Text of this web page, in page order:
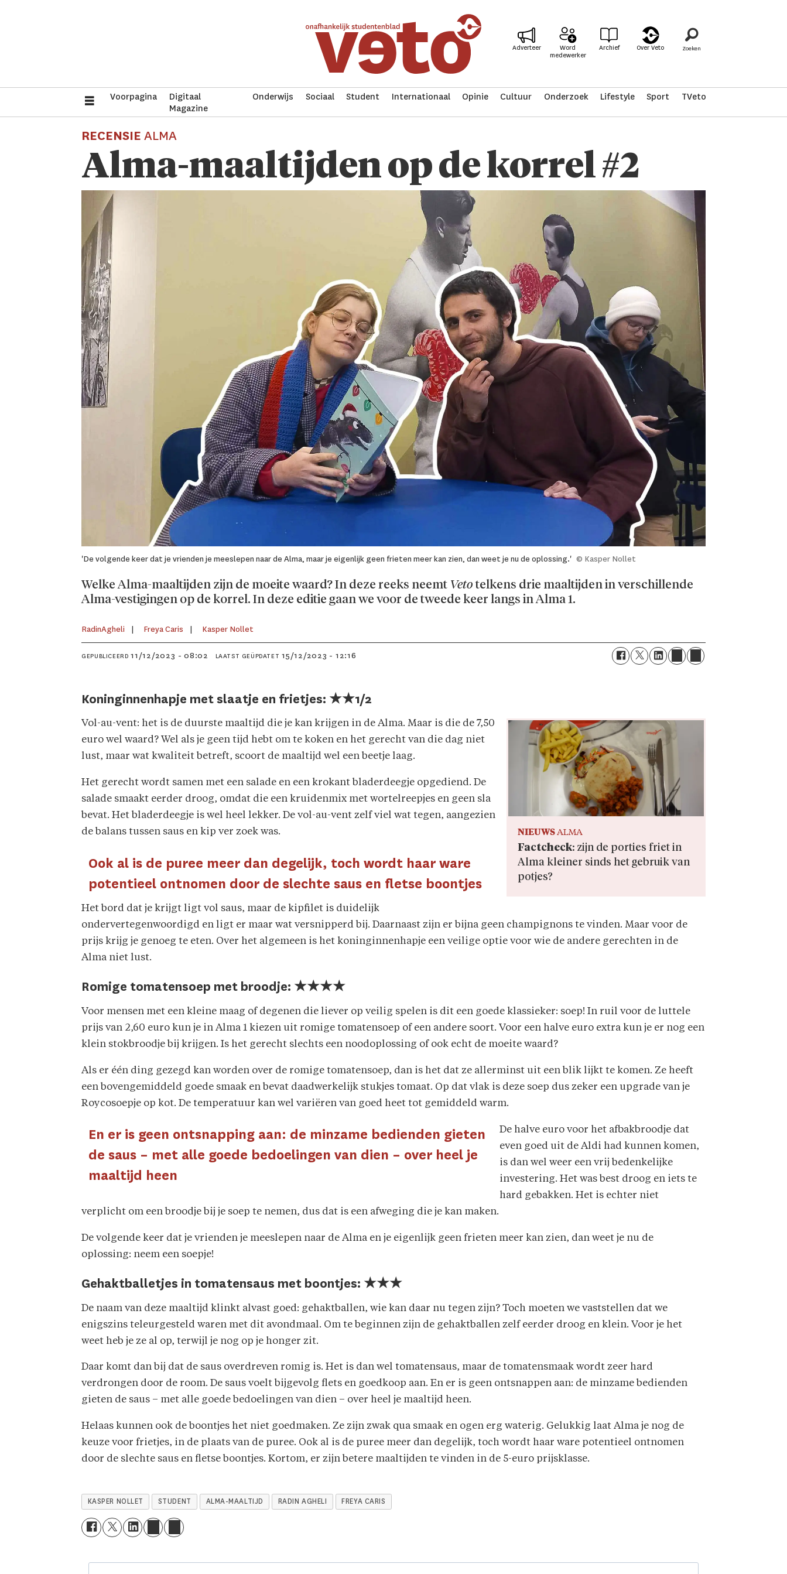
Adverteer
Word
medewerker
Archief Over Veto
Voorpagina
Digitaal
Magazine
Onderwijs Sociaal Student Internationaal Opinie Cultuur Onderzoek Lifestyle Sport TVeto
RECENSIEALMA
Alma-maaltijden op de korrel #2
'De volgende keer dat je vrienden je meeslepen naar de Alma, maar je eigenlijk geen frieten meer kan zien, dan weet je nu de oplossing.' © Kasper Nollet
Welke Alma-maaltijden zijn de moeite waard? In deze reeks neemt Vetotelkens drie maaltijden in verschillende
Alma-vestigingen op de korrel. In deze editie gaan we voor de tweede keer langs in Alma 1.
RadinAgheli FreyaCaris Kasper Nollet
GEPUBLICEERD 11/12/2023 - 08:02 LAATST GEÜPDATET 15/12/2023 - 12:16
Koninginnenhapje met slaatje en frietjes: ★★1/2
NIEUWSALMA
Factcheck: zijn de porties friet in
Alma kleiner sinds het gebruik van
potjes?
Vol-au-vent: het is de duurste maaltijd die je kan krijgen in de Alma. Maar is die de 7,50
euro wel waard? Wel als je geen tijd hebt om te koken en het gerecht van die dag niet
lust, maar wat kwaliteit betreft, scoort de maaltijd wel een beetje laag.
Het gerecht wordt samen met een salade en een krokant bladerdeegje opgediend. De
salade smaakt eerder droog, omdat die een kruidenmix met wortelreepjes en geen sla
bevat. Het bladerdeegje is wel heel lekker. De vol-au-vent zelf viel wat tegen, aangezien
de balans tussen saus en kip ver zoek was.
Ook al is de puree meer dan degelijk, toch wordt haar ware
potentieel ontnomen door de slechte saus en fletse boontjes
Het bord dat je krijgt ligt vol saus, maar de kipfilet is duidelijk
ondervertegenwoordigd en ligt er maar wat versnipperd bij. Daarnaast zijn er bijna geen champignons te vinden. Maar voor de
prijs krijg je genoeg te eten. Over het algemeen is het koninginnenhapje een veilige optie voor wie de andere gerechten in de
Alma niet lust.
Romige tomatensoep met broodje: ★★★★
Voor mensen met een kleine maag of degenen die liever op veilig spelen is dit een goede klassieker: soep! In ruil voor de luttele
prijs van 2,60 euro kun je in Alma 1 kiezen uit romige tomatensoep of een andere soort. Voor een halve euro extra kun je er nog een
klein stokbroodje bij krijgen. Is het gerecht slechts een noodoplossing of ook echt de moeite waard?
Als er één ding gezegd kan worden over de romige tomatensoep, dan is het dat ze allerminst uit een blik lijkt te komen. Ze heeft
een bovengemiddeld goede smaak en bevat daadwerkelijk stukjes tomaat. Op dat vlak is deze soep dus zeker een upgrade van je
Roycosoepje op kot. De temperatuur kan wel variëren van goed heet tot gemiddeld warm.
En er is geen ontsnapping aan: de minzame bedienden gieten
de saus – met alle goede bedoelingen van dien – over heel je
maaltijd heen
De halve euro voor het afbakbroodje dat
even goed uit de Aldi had kunnen komen,
is dan wel weer een vrij bedenkelijke
investering. Het was best droog en iets te
hard gebakken. Het is echter niet
verplicht om een broodje bij je soep te nemen, dus dat is een afweging die je kan maken.
De volgende keer dat je vrienden je meeslepen naar de Alma en je eigenlijk geen frieten meer kan zien, dan weet je nu de
oplossing: neem een soepje!
Gehaktballetjes in tomatensaus met boontjes: ★★★
De naam van deze maaltijd klinkt alvast goed: gehaktballen, wie kan daar nu tegen zijn? Toch moeten we vaststellen dat we
enigszins teleurgesteld waren met dit avondmaal. Om te beginnen zijn de gehaktballen zelf eerder droog en klein. Voor je het
weet heb je ze al op, terwijl je nog op je honger zit.
Daar komt dan bij dat de saus overdreven romig is. Het is dan wel tomatensaus, maar de tomatensmaak wordt zeer hard
verdrongen door de room. De saus voelt bijgevolg flets en goedkoop aan. En er is geen ontsnappen aan: de minzame bedienden
gieten de saus – met alle goede bedoelingen van dien – over heel je maaltijd heen.
Helaas kunnen ook de boontjes het niet goedmaken. Ze zijn zwak qua smaak en ogen erg waterig. Gelukkig laat Alma je nog de
keuze voor frietjes, in de plaats van de puree. Ook al is de puree meer dan degelijk, toch wordt haar ware potentieel ontnomen
door de slechte saus en fletse boontjes. Kortom, er zijn betere maaltijden te vinden in de 5-euro prijsklasse.
KASPER NOLLET STUDENT ALMA-MAALTIJD RADIN AGHELI FREYA CARIS